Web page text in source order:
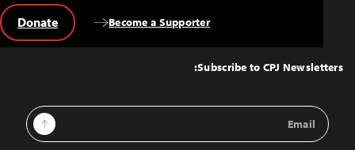
Top
Subscribe to CPJ Newsletters:
Email
Address
Sign Up
Become a Supporter
Donate